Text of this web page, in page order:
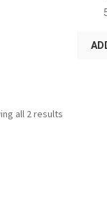
all 2 results